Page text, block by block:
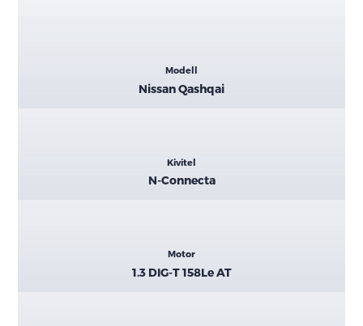
Modell
Nissan Qashqai
Kivitel
N-Connecta
Motor
1.3 DIG-T 158Le AT